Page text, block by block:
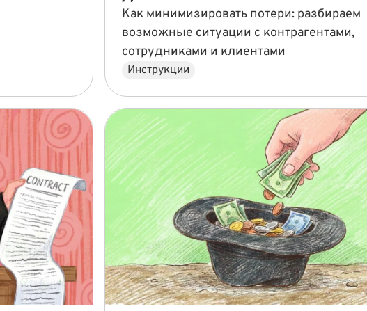
Как минимизировать потери: разбираем
возможные ситуации с контрагентами,
сотрудниками и клиентами
Инструкции